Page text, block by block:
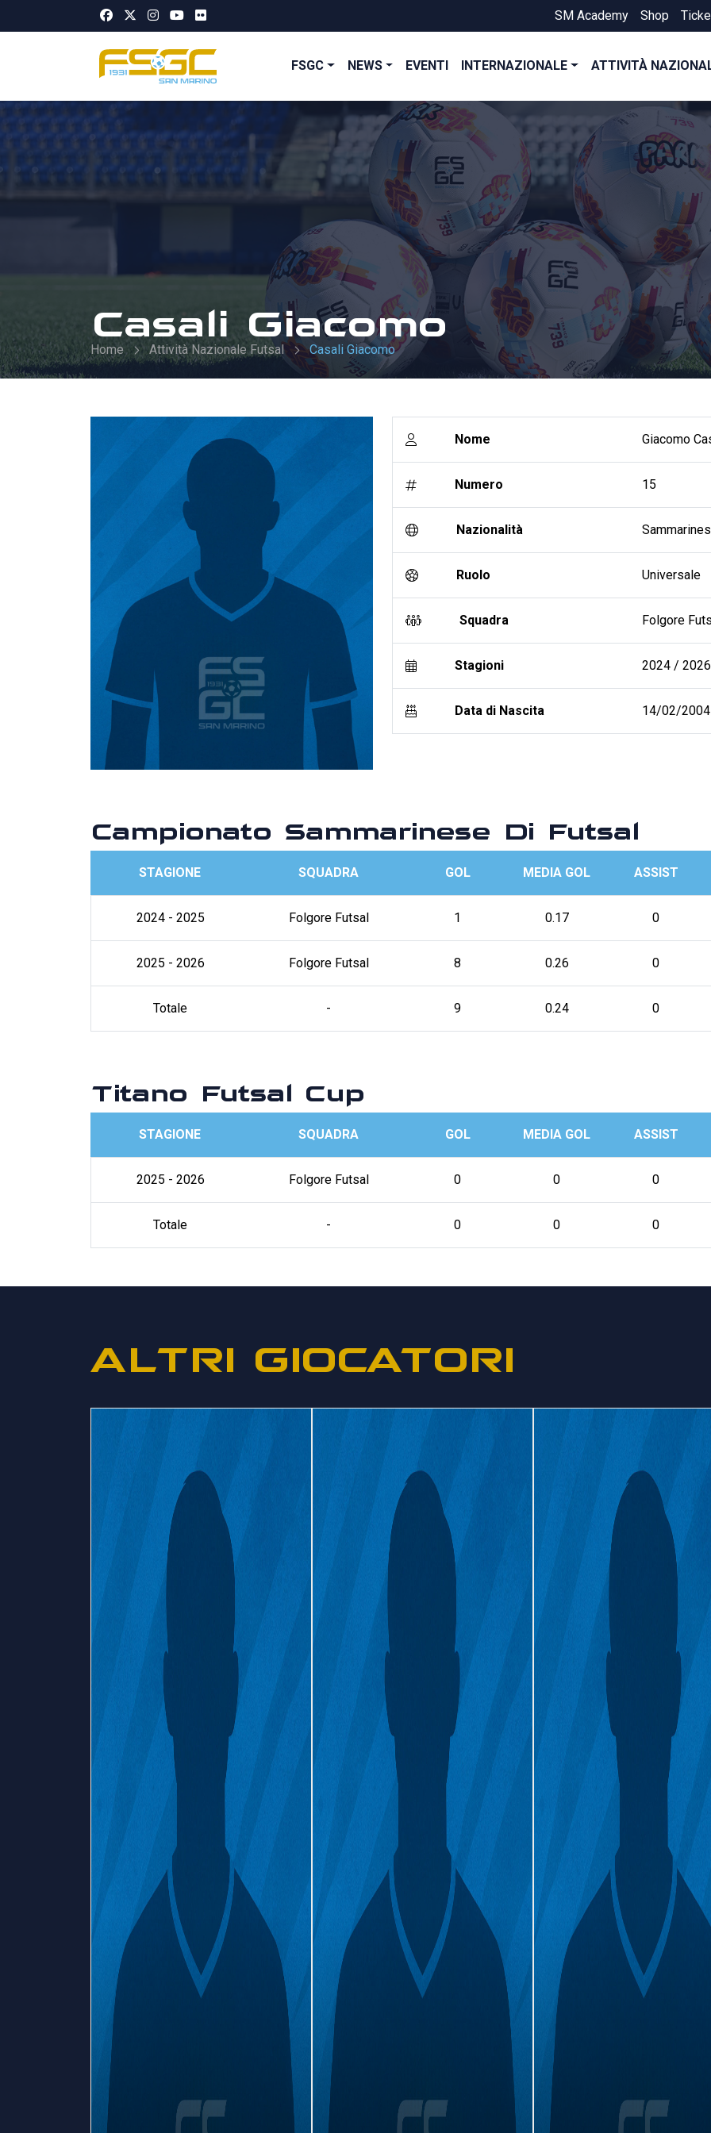
SM Academy Shop
FSGC NEWS EVENTI INTERNAZIONALE ATTIVITÀ
Casali Giacomo
Home Attività Nazionale Futsal Casali Giacomo
Nome Giacomo
Numero 15
Nazionalità
Ruolo Universale
Squadra Folgore
Stagioni 2024 /
Data di Nascita 14/02/2004
Campionato Sammarinese Di Futsal
STAGIONE SQUADRA GOL MEDIA GOL ASSIST
2024 - 2025 Folgore Futsal 1 0.17 0
2025 - 2026 Folgore Futsal 8 0.26 0
Totale - 9 0.24 0
Titano Futsal Cup
STAGIONE SQUADRA GOL MEDIA GOL ASSIST
2025 - 2026 Folgore Futsal 0 0 0
Totale - 0 0 0
ALTRI GIOCATORI